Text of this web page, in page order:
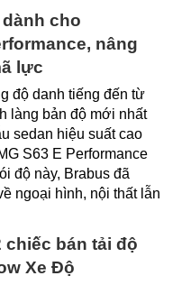
cho
nâng
lực
độ danh tiếng đến từ
làng bản độ mới nhất
sedan hiệu suất cao
S63 E Performance
độ này, Brabus đã
ngoại hình, nội thất lẫn
chiếc bán tải độ
Xe Độ